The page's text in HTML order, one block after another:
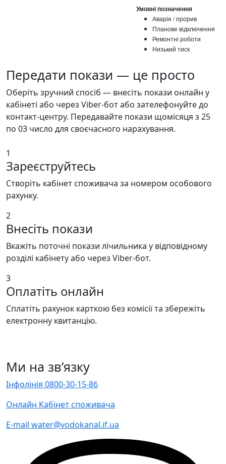
Умовні позначення
Аварія / прорив
Планове відключення
Ремонтні роботи
Низький тиск
Передати покази — це просто
Оберіть зручний спосіб — внесіть покази онлайн у
кабінеті або через Viber-бот або зателефонуйте до
контакт-центру. Передавайте покази щомісяця з 25
по 03 число для своєчасного нарахування.
1
Зареєструйтесь
Створіть кабінет споживача за номером особового
рахунку.
2
Внесіть покази
Вкажіть поточні покази лічильника у відповідному
розділі кабінету або через Viber-бот.
3
Оплатіть онлайн
Сплатіть рахунок карткою без комісії та збережіть
електронну квитанцію.
Ми на зв’язку
Інфолінія 0800-30-15-86
Онлайн Кабінет споживача
E-mail water@vodokanal.if.ua